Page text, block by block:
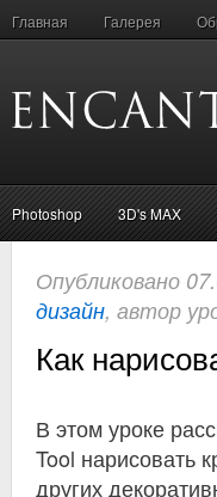
Главная Галерея
Photoshop 3D's MAX
Опубликовано
дизайн, автор
Как
В этом уроке
Tool нарисовать
других